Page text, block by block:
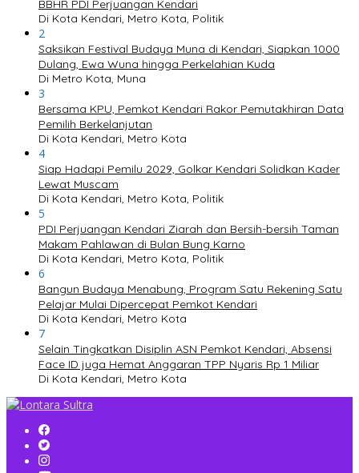
BBHR PDI Perjuangan Kendari
Di Kota Kendari, Metro Kota, Politik
2
Saksikan Festival Budaya Muna di Kendari, Siapkan 1000
Dulang, Ewa Wuna hingga Perkelahian Kuda
Di Metro Kota, Muna
3
Bersama KPU, Pemkot Kendari Rakor Pemutakhiran Data
Pemilih Berkelanjutan
Di Kota Kendari, Metro Kota
4
Siap Hadapi Pemilu 2029, Golkar Kendari Solidkan Kader
Lewat Muscam
Di Kota Kendari, Metro Kota, Politik
5
PDI Perjuangan Kendari Ziarah dan Bersih-bersih Taman
Makam Pahlawan di Bulan Bung Karno
Di Kota Kendari, Metro Kota, Politik
6
Bangun Budaya Menabung, Program Satu Rekening Satu
Pelajar Mulai Dipercepat Pemkot Kendari
Di Kota Kendari, Metro Kota
7
Selain Tingkatkan Disiplin ASN Pemkot Kendari, Absensi
Face ID juga Hemat Anggaran TPP Nyaris Rp 1 Miliar
Di Kota Kendari, Metro Kota